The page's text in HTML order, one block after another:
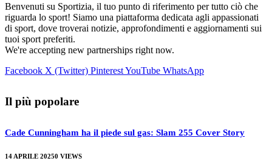
Benvenuti su Sportizia, il tuo punto di riferimento per tutto ciò che
riguarda lo sport! Siamo una piattaforma dedicata agli appassionati
di sport, dove troverai notizie, approfondimenti e aggiornamenti sui
tuoi sport preferiti.
We're accepting new partnerships right now.
Facebook X (Twitter) PinterestYouTube WhatsApp
Il più popolare
Cade Cunningham ha il piede sul gas: Slam 255 Cover Story
14 APRILE 20250 VIEWS